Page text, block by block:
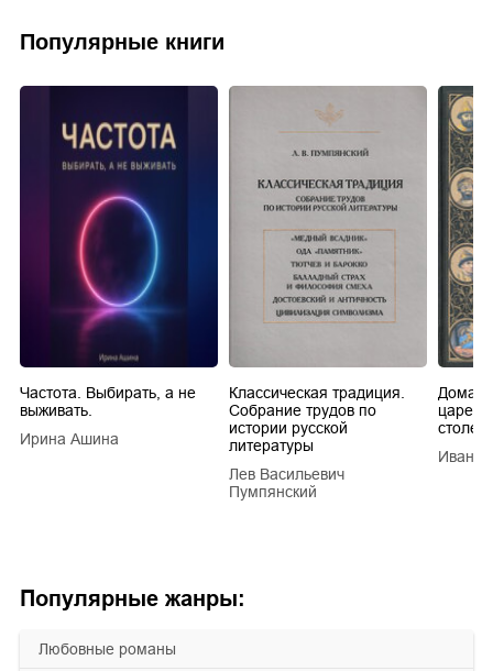
Популярные жанры:
любовные романы
Популярные книги
Частота. Выбирать, а не
выживать.
Ирина Ашина
Классическая традиция.
Собрание трудов по
истории русской
литературы
Лев Васильевич
Пумпянский
царей
Иван